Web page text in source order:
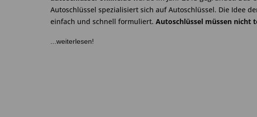
Autoschlüssel spezialisiert sich auf Autoschlüssel. Die Idee
einfach und schnell formuliert. Autoschlüssel müssen nicht
...weiterlesen!